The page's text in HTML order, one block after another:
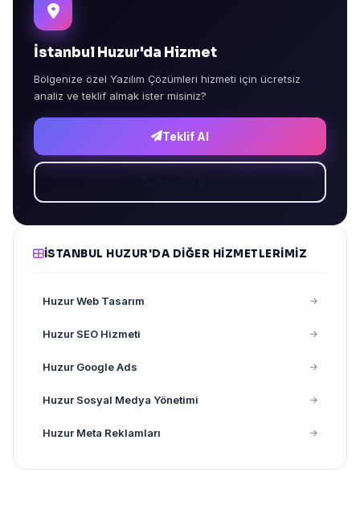
İstanbul Huzur'da Hizmet
Bölgenize özel Yazılım Çözümleri hizmeti için ücretsiz
analiz ve teklif almak ister misiniz?
Teklif Al
İSTANBUL HUZUR'DA DIĞER HIZMETLERIMIZ
Huzur Web Tasarım
Huzur SEO Hizmeti
Huzur Google Ads
Huzur Sosyal Medya Yönetimi
Huzur Meta Reklamları